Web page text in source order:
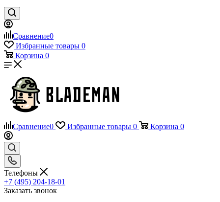
Сравнение0
Избранные товары 0
Корзина 0
Сравнение0 Избранные товары 0 Корзина 0
Телефоны
+7 (495) 204-18-01
Заказать звонок